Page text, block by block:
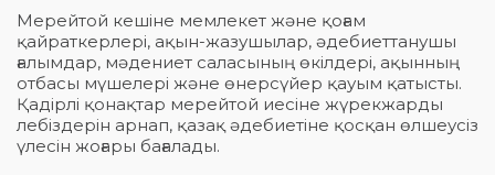
Мерейтой кешіне мемлекет және қоғам
қайраткерлері, ақын-жазушылар, әдебиеттанушы
ғалымдар, мәдениет саласының өкілдері, ақынның
отбасы мүшелері және өнерсүйер қауым қатысты.
Қадірлі қонақтар мерейтой иесіне жүрекжарды
лебіздерін арнап, қазақ әдебиетіне қосқан өлшеусіз
үлесін жоғары бағалады.